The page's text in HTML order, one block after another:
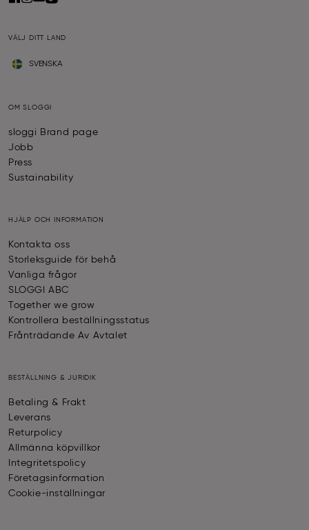
VÄLJ DITT LAND
SVENSKA
OM SLOGGI
sloggi Brand page
Jobb
Press
Sustainability
HJÄLP OCH INFORMATION
Kontakta oss
Storleksguide för behå
Vanliga frågor
SLOGGI ABC
Together we grow
Kontrollera beställningsstatus
Frånträdande Av Avtalet
BESTÄLLNING & JURIDIK
Betaling & Frakt
Leverans
Returpolicy
Allmänna köpvillkor
Integritetspolicy
Företagsinformation
Cookie-inställningar